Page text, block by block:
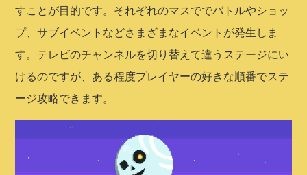
すことが目的です。それぞれのマスででバトルやショッ
プ、サブイベントなどさまざまなイベントが発生しま
す。テレビのチャンネルを切り替えて違うステージにい
けるのですが、ある程度プレイヤーの好きな順番でステ
ージ攻略できます。